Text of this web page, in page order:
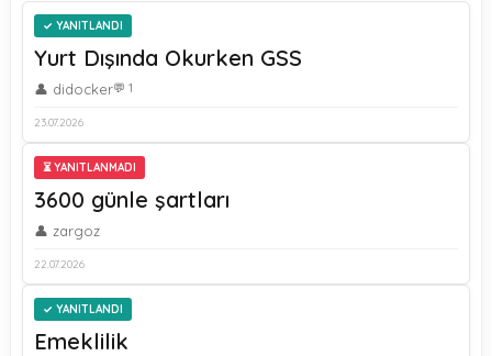
YANITLANDI
Yurt Dışında Okurken GSS
👤 didocker💬 1
23.07.2026
⏳ YANITLANMADI
3600 günle şartları
👤 zargoz
22.07.2026
YANITLANDI
Emeklilik